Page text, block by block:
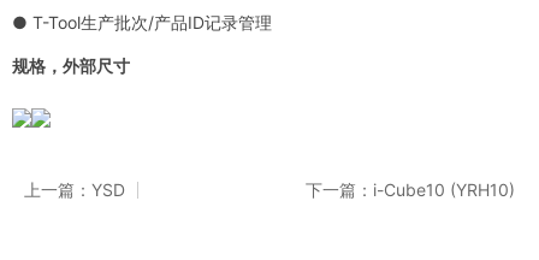
● T-Tool生产批次/产品ID记录管理
规格，外部尺寸
上一篇：YSD 下一篇：i-Cube10 (YRH10)